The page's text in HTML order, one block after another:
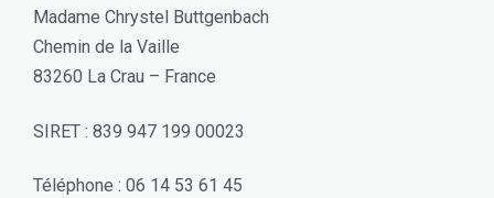
Madame Chrystel Buttgenbach
Chemin de la Vaille
83260 La Crau – France
SIRET : 839 947 199 00023
Téléphone : 06 14 53 61 45